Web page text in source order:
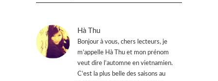
Hà Thu
Bonjour à vous, chers lecteurs, je
m’appelle Hà Thu et mon prénom
veut dire l’automne en vietnamien.
C’est la plus belle des saisons au